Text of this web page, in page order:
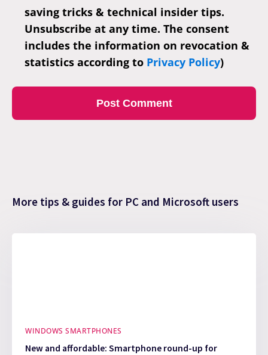
saving tricks & technical insider tips.
Unsubscribe at any time. The consent
includes the information on revocation &
statistics according to Privacy Policy)
More tips & guides for PC and Microsoft users
WINDOWS SMARTPHONES
New and affordable: Smartphone round-up for